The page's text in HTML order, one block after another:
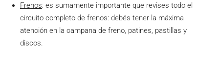
Frenos: es sumamente importante que revises todo el
circuito completo de frenos: debés tener la máxima
atención en la campana de freno, patines, pastillas y
discos.